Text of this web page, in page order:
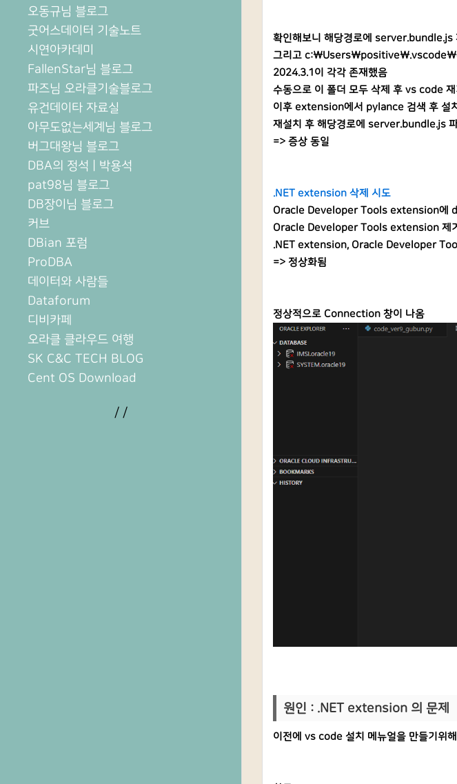
오동규님 블로그
굿어스데이터 기술노트
시연아카데미
FallenStar님 블로그
파즈님 오라클기술블로그
유건데이타 자료실
아무도없는세계님 블로그
버그대왕님 블로그
DBA의 정석 | 박용석
pat98님 블로그
DB장이님 블로그
커브
DBian 포럼
ProDBA
데이터와 사람들
Dataforum
디비카페
오라클 클라우드 여행
SK C&C TECH BLOG
Cent OS Download
/ /
확인해보니 해당경로에 server.bundle.js
그리고
2024.3.1이 각각 존재했음
수동으로 이 폴더 모두 삭제 후 vs code
이후 extension에서 pylance 검색 후 설치
재설치 후 해당경로에 server.bundle.js
=> 증상 동일
.NET extension 삭제 시도
Oracle Developer Tools extension에
Oracle Developer Tools extension 제
.NET extension, Oracle Developer
=> 정상화됨
정상적으로 Connection 창이 나옴
원인 : .NET extension 의 문제
이전에 vs code 설치 메뉴얼을 만들기위